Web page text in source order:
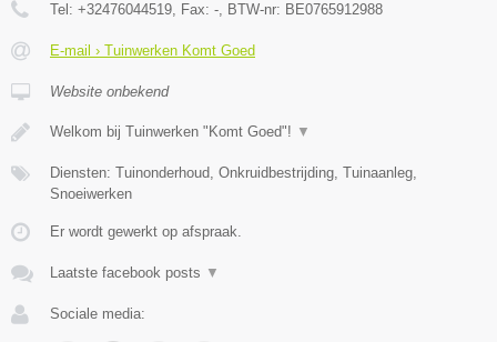
Tel: +32476044519, Fax: -, BTW-nr: BE0765912988
E-mail › Tuinwerken Komt Goed
Website onbekend
Welkom bij Tuinwerken "Komt Goed"! ▼
Diensten: Tuinonderhoud, Onkruidbestrijding, Tuinaanleg,
Snoeiwerken
Er wordt gewerkt op afspraak.
Laatste facebook posts ▼
Sociale media: